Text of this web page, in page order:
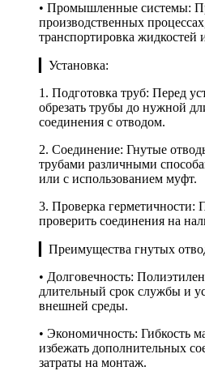
• Промышленные системы:
производственных
транспортировка жидкостей
▎Установка:
1. Подготовка труб: Перед
обрезать трубы до нужной
соединения с отводом.
2. Соединение: Гнутые
трубами различными
или с использованием муфт.
3. Проверка герметичности:
проверить соединения на
▎Преимущества гнутых
• Долговечность:
длительный срок службы и
внешней среды.
• Экономичность: Гибкость
избежать дополнительных
затраты на монтаж.